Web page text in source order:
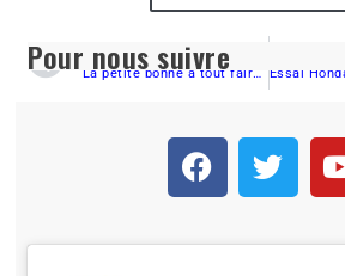
PRÉCÉDENT
La petite bonne à tout faire – Kawasaki KLX 250 2018
Pour nous suivre